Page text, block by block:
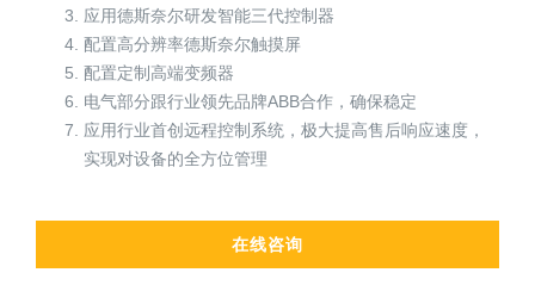
应用德斯奈尔研发智能三代控制器
配置高分辨率德斯奈尔触摸屏
配置定制高端变频器
电气部分跟行业领先品牌ABB合作，确保稳定
应用行业首创远程控制系统，极大提高售后响应速度，
实现对设备的全方位管理
在线咨询